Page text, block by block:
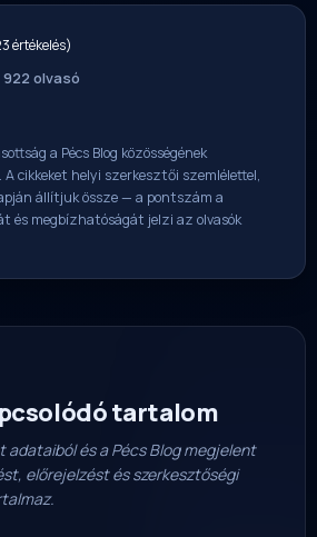
értékelés)
922 olvasó
a Pécs Blog közösségének
cikkeket helyi szerkesztői szemlélettel,
állítjuk össze — a pontszám a
és megbízhatóságát jelzi az olvasók
tartalom
adataiból és a Pécs Blog megjelent
előrejelzést és szerkesztőségi